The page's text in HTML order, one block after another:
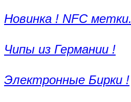
Новинка ! NFC метки.
Чипы из Германии !
Электронные Бирки !